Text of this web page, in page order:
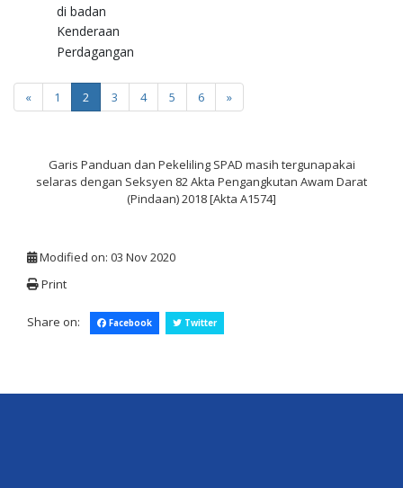
di badan
Kenderaan
Perdagangan
« 1 2 3 4 5 6 »
Garis Panduan dan Pekeliling SPAD masih tergunapakai
selaras dengan Seksyen 82 Akta Pengangkutan Awam Darat
(Pindaan) 2018 [Akta A1574]
Modified on: 03 Nov 2020
Print
Share on: Facebook Twitter